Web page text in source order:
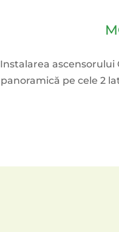
Instalarea ascensorului
panoramică pe cele 2